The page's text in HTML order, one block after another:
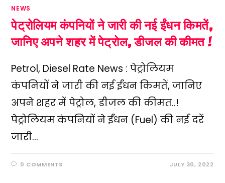
NEWS
पेट्रोलियम कंपनियों ने जारी की नई ईंधन किमतें,
जानिए अपने शहर में पेट्रोल, डीजल की कीमत !
Petrol, Diesel Rate News : पेट्रोलियम
कंपनियों ने जारी की नई ईंधन किमतें, जानिए
अपने शहर में पेट्रोल, डीजल की कीमत..!
पेट्रोलियम कंपनियों ने ईंधन (Fuel) की नई दरें
जारी…
0 COMMENTS JULY 30, 2022